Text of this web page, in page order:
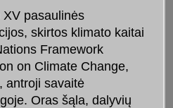
XV pasaulinės
skirtos klimato kaitai
Framework
on Climate Change,
antroji savaitė
Oras šąla, dalyvių